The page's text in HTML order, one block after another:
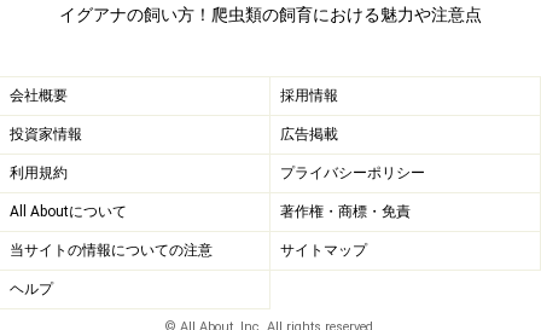
イグアナ飼育の魅力3：頭が良い
イグアナの飼い方！爬虫類の飼育における魅力や注意点
会社概要 採用情報
投資家情報 広告掲載
利用規約 プライバシーポリシー
All Aboutについて 著作権・商標・免責
当サイトの情報についての注意 サイトマップ
ヘルプ